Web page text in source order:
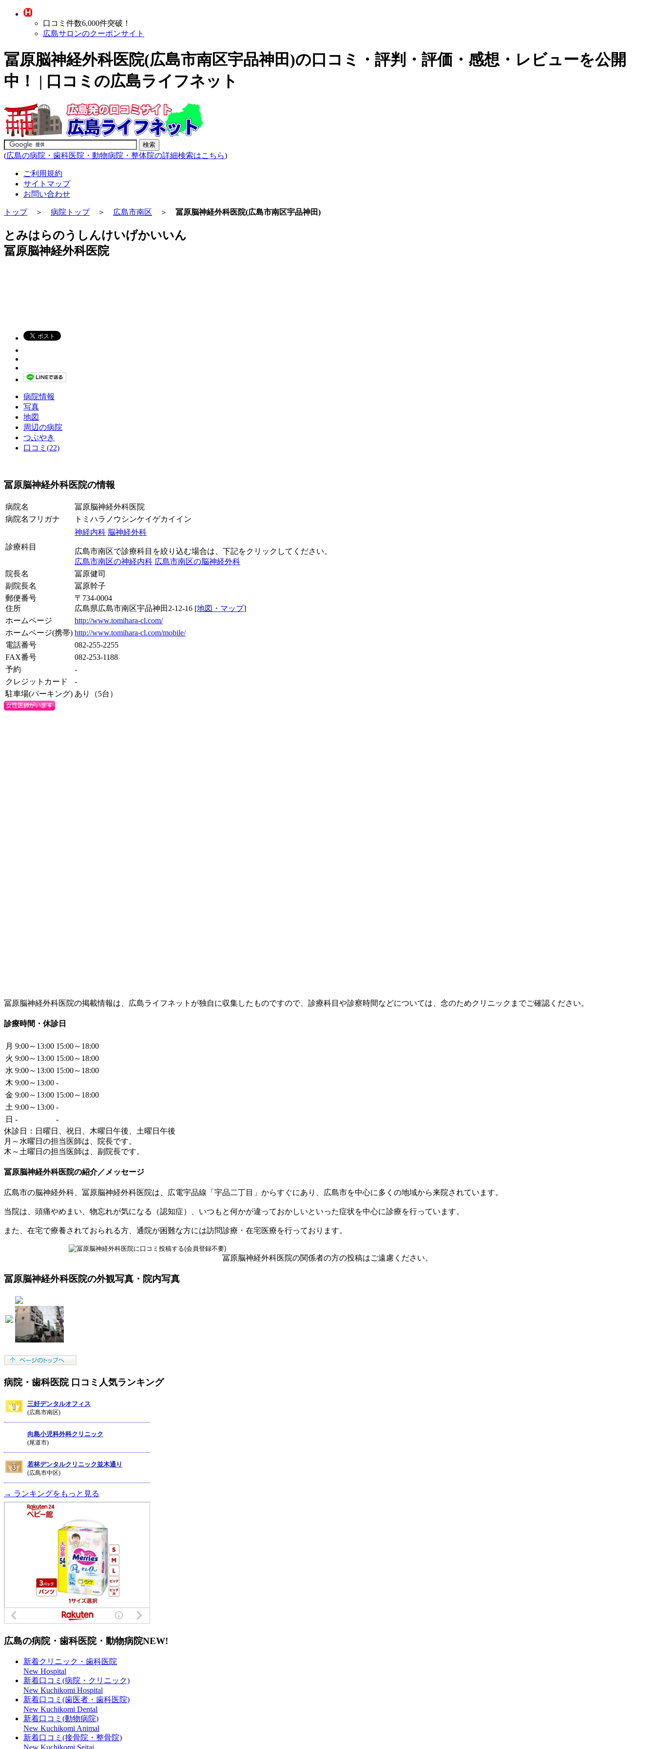
口コミ件数6,000件突破！
広島サロンのクーポンサイト
冨原脳神経外科医院(広島市南区宇品神田)の口コミ・評判・評価・感想・レビューを公開
中！ | 口コミの広島ライフネット
(広島の病院・歯科医院・動物病院・整体院の詳細検索はこちら)
ご利用規約
サイトマップ
お問い合わせ
トップ＞ 病院トップ＞ 広島市南区 ＞ 冨原脳神経外科医院(広島市南区宇品神田)
とみはらのうしんけいげかいいん
冨原脳神経外科医院
病院情報
写真
地図
周辺の病院
つぶやき
口コミ(22)
冨原脳神経外科医院の情報
病院名
冨原脳神経外科医院
病院名フリガナ
トミハラノウシンケイゲカイイン
診療科目
神経内科 脳神経外科
広島市南区で診療科目を絞り込む場合は、下記をクリックしてください。
広島市南区の神経内科 広島市南区の脳神経外科
院長名
冨原健司
副院長名
冨原幹子
郵便番号
住所
〒734-0004
広島県広島市南区宇品神田2-12-16 [地図・マップ]
ホームページ
http://www.tomihara-cl.com/
ホームページ(携帯) http://www.tomihara-cl.com/mobile/
電話番号
082-255-2255
FAX番号
082-253-1188
予約
-
クレジットカード
-
駐車場(パーキング) あり（5台）
冨原脳神経外科医院の掲載情報は、広島ライフネットが独自に収集したものですので、診療科目や診察時間などについては、念のためクリニックまでご確認ください。
診療時間・休診日
月 9:00～13:00 15:00～18:00
火 9:00～13:00 15:00～18:00
水 9:00～13:00 15:00～18:00
木 9:00～13:00 -
金 9:00～13:00 15:00～18:00
土 9:00～13:00 -
日 -
-
休診日：日曜日、祝日、木曜日午後、土曜日午後
月～水曜日の担当医師は、院長です。
木～土曜日の担当医師は、副院長です。
冨原脳神経外科医院の紹介／メッセージ
広島市の脳神経外科、冨原脳神経外科医院は、広電宇品線「宇品二丁目」からすぐにあり、広島市を中心に多くの地域から来院されています。
当院は、頭痛やめまい、物忘れが気になる（認知症）、いつもと何かが違っておかしいといった症状を中心に診療を行っています。
また、在宅で療養されておられる方、通院が困難な方には訪問診療・在宅医療を行っております。
冨原脳神経外科医院の関係者の方の投稿はご遠慮ください。
冨原脳神経外科医院の外観写真・院内写真
病院・歯科医院 口コミ人気ランキング
三好デンタルオフィス
(広島市南区)
向島小児科外科クリニック
(尾道市)
若林デンタルクリニック並木通り
(広島市中区)
→ ランキングをもっと見る
広島の病院・歯科医院・動物病院NEW!
新着クリニック・歯科医院
New Hospital
新着口コミ(病院・クリニック)
New Kuchikomi Hospital
新着口コミ(歯医者・歯科医院)
New Kuchikomi Dental
新着口コミ(動物病院)
New Kuchikomi Animal
新着口コミ(接骨院・整骨院)
New Kuchikomi Seitai